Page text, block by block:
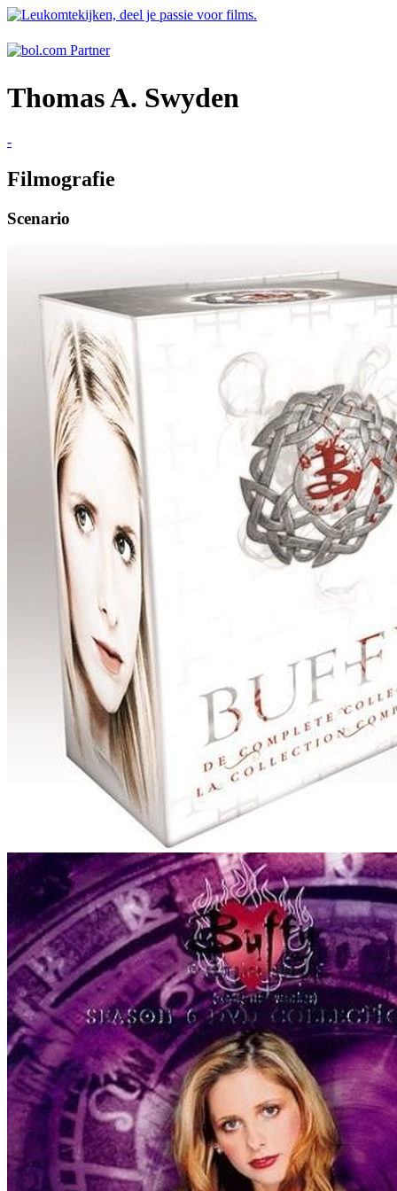
Thomas A. Swyden
-
Filmografie
Scenario